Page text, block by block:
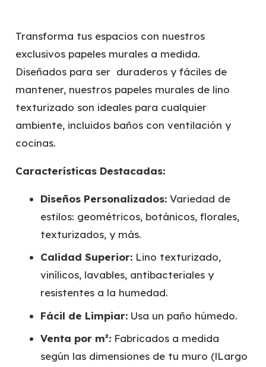
Transforma tus espacios con nuestros
exclusivos papeles murales a medida.
Diseñados para ser duraderos y fáciles de
mantener, nuestros papeles murales de lino
texturizado son ideales para cualquier
ambiente, incluidos baños con ventilación y
cocinas.
Características Destacadas:
Diseños Personalizados: Variedad de
estilos: geométricos, botánicos, florales,
texturizados, y más.
Calidad Superior: Lino texturizado,
vinílicos, lavables, antibacteriales y
resistentes a la humedad.
Fácil de Limpiar: Usa un paño húmedo.
Venta por m²: Fabricados a medida
según las dimensiones de tu muro (lLargo